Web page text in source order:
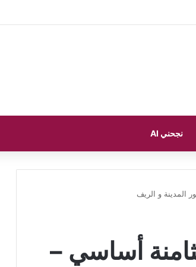
نجحني AI
المدينة و الريف
أساسي –